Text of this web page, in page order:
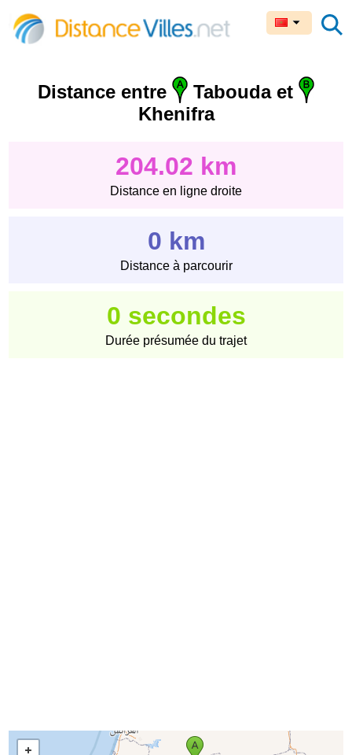
Distance entre
Tabouda et
Khenifra
204.02 km
Distance en ligne droite
0 km
Distance à parcourir
0 secondes
Durée présumée du trajet